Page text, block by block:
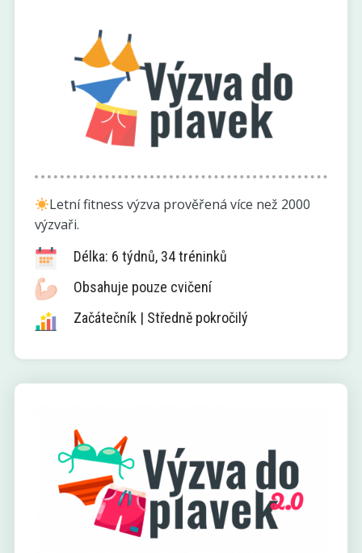
Letní fitness výzva prověřená více než 2000
výzvaři.
Délka: 6 týdnů, 34 tréninků
Obsahuje pouze cvičení
Začátečník | Středně pokročilý